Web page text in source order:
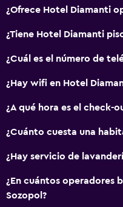
Vista al patio interior
Alfombrado
Vista a la ciudad
Espacio de
Servicios y facilidades
Renta de autos
Caja fuerte
Instalaciones para
¿Ofrece Hotel Diamanti
¿Tiene Hotel Diamanti
¿Cuál es el número de
¿Hay wifi en Hotel
¿A qué hora es el check-
¿Cuánto cuesta una
¿Hay servicio de
¿En cuántos operadores
Sozopol?